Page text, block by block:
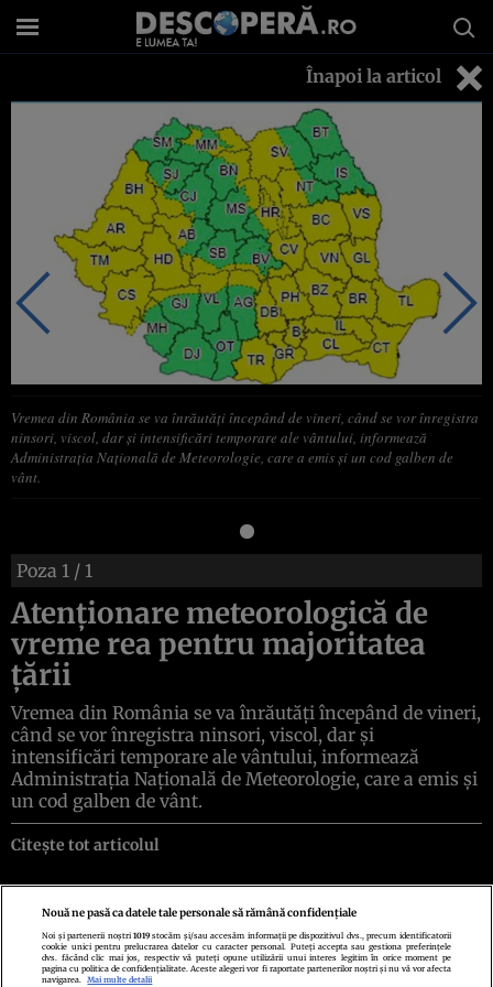
Înapoi la articol
Vremea din România se va înrăutăţi începând de vineri, când se vor înregistra
ninsori, viscol, dar şi intensificări temporare ale vântului, informează
Administraţia Naţională de Meteorologie, care a emis şi un cod galben de
vânt.
Poza 1 / 1
Atenţionare meteorologică de
vreme rea pentru majoritatea
ţării
Vremea din România se va înrăutăţi începând de vineri,
când se vor înregistra ninsori, viscol, dar şi
intensificări temporare ale vântului, informează
Administraţia Naţională de Meteorologie, care a emis şi
un cod galben de vânt.
Citește tot articolul
Politica de confidenţialitatePolitica de cookiesTermeni şi condiţii
Echipa redacționalăContactSetări Cookies
Nouă ne pasă ca datele tale personale să rămână confidențiale
Noi și partenerii noștri1019 stocăm și/sau accesăm informații pe dispozitivul dvs., precum identificatorii
cookie unici pentru prelucrarea datelor cu caracter personal. Puteți accepta sau gestiona preferințele
dvs. făcând clic mai jos, respectiv vă puteți opune utilizării unui interes legitim în orice moment pe
pagina cu politica de confidențialitate. Aceste alegeri vor fi raportate partenerilor noștri și nu vă vor afecta
navigarea.
Mai multe detalii